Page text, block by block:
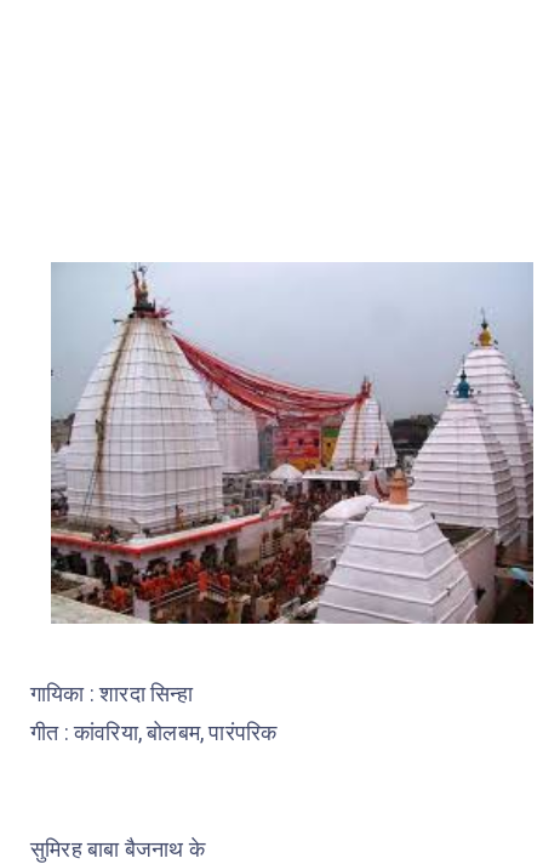
गायिका : शारदा सिन्हा
गीत : कांवरिया, बोलबम, पारंपरिक
सुमिरह बाबा बैजनाथ के